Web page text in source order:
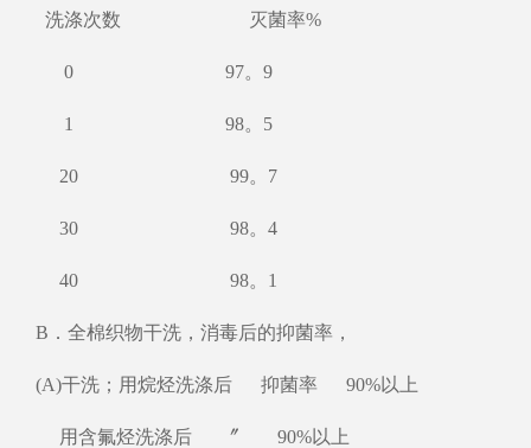
洗涤次数 灭菌率%
0 97。9
1 98。5
20 99。7
30 98。4
40 98。1
B．全棉织物干洗，消毒后的抑菌率，
(A)干洗；用烷烃洗涤后 抑菌率 90%以上
用含氟烃洗涤后 〞 90%以上